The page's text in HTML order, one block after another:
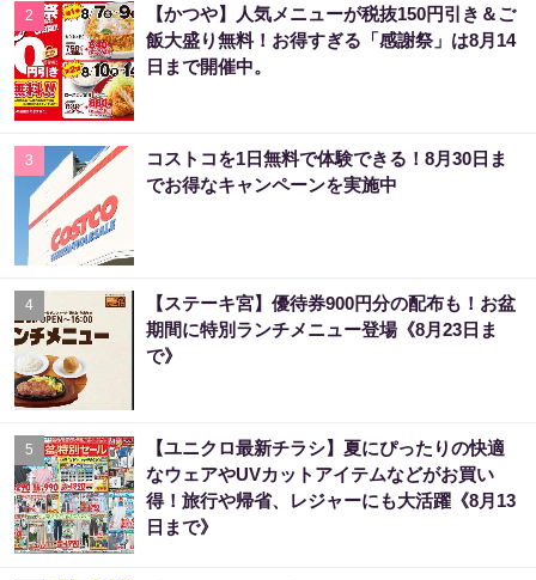
2
【かつや】人気メニューが税抜150円引き＆ご
飯大盛り無料！お得すぎる「感謝祭」は8月14
日まで開催中。
3
コストコを1日無料で体験できる！8月30日ま
でお得なキャンペーンを実施中
4
【ステーキ宮】優待券900円分の配布も！お盆
期間に特別ランチメニュー登場《8月23日ま
で》
5
【ユニクロ最新チラシ】夏にぴったりの快適
なウェアやUVカットアイテムなどがお買い
得！旅行や帰省、レジャーにも大活躍《8月13
日まで》